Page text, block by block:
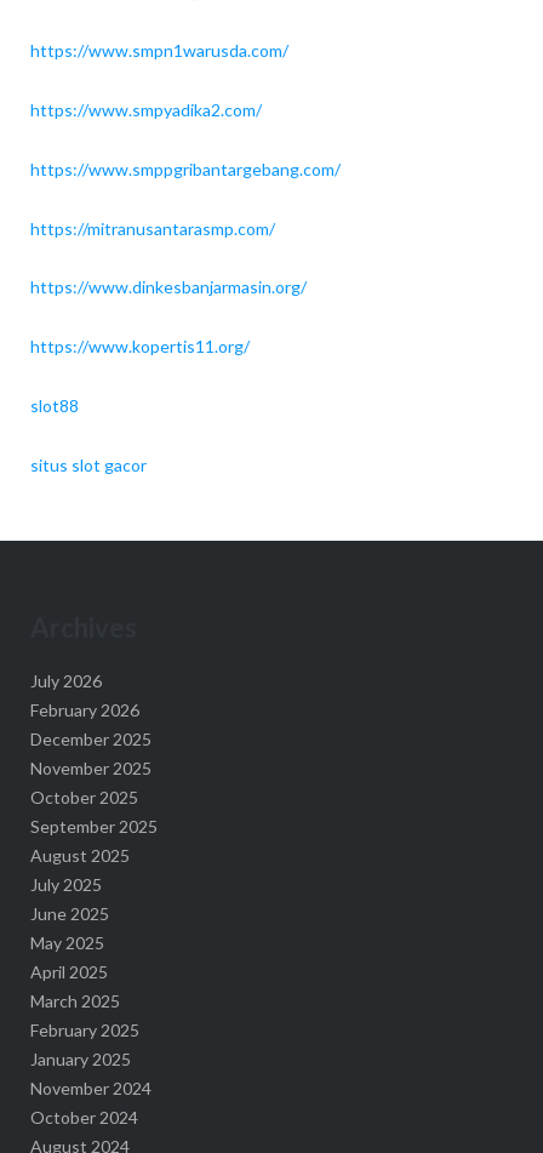
https://www.smpn1warusda.com/
https://www.smpyadika2.com/
https://www.smppgribantargebang.com/
https://mitranusantarasmp.com/
https://www.dinkesbanjarmasin.org/
https://www.kopertis11.org/
slot88
situs slot gacor
July 2026
February 2026
December 2025
November 2025
October 2025
September 2025
August 2025
July 2025
June 2025
May 2025
April 2025
March 2025
February 2025
January 2025
November 2024
October 2024
August 2024